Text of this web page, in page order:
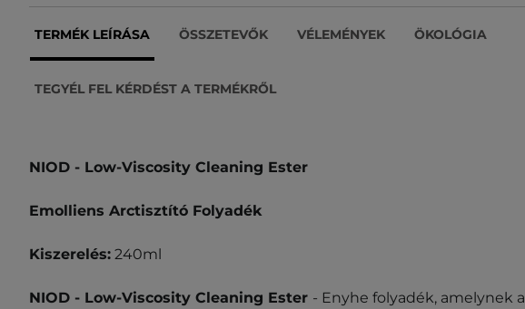
TERMÉK LEÍRÁSA ÖSSZETEVŐK VÉLEMÉNYEK ÖKOLÓGIA
TEGYÉL FEL KÉRDÉST A TERMÉKRŐL
NIOD - Low-Viscosity Cleaning Ester
Emolliens Arctisztító Folyadék
Kiszerelés: 240ml
NIOD - Low-Viscosity Cleaning Ester - Enyhe folyadék, amelynek a